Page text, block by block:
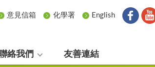
意見信箱 化學署 English
絡我們 友善連結